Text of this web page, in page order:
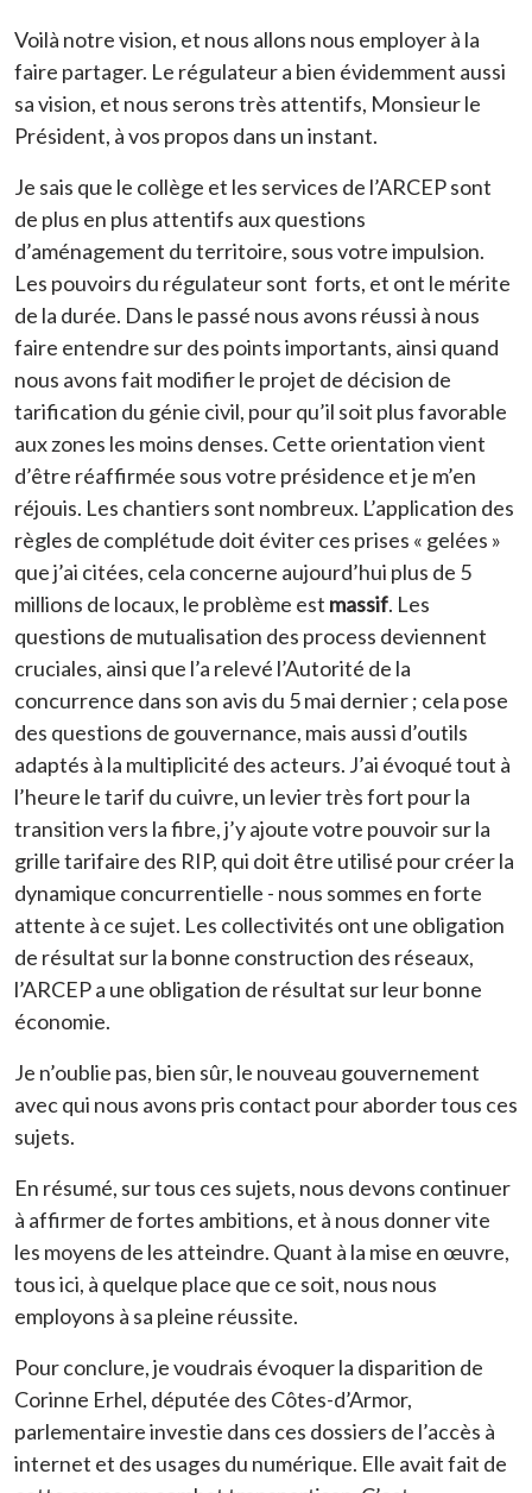
Voilà notre vision, et nous allons nous employer à la
faire partager. Le régulateur a bien évidemment aussi
sa vision, et nous serons très attentifs, Monsieur le
Président, à vos propos dans un instant.
Je sais que le collège et les services de l’ARCEP sont
de plus en plus attentifs aux questions
d’aménagement du territoire, sous votre impulsion.
Les pouvoirs du régulateur sont forts, et ont le mérite
de la durée. Dans le passé nous avons réussi à nous
faire entendre sur des points importants, ainsi quand
nous avons fait modifier le projet de décision de
tarification du génie civil, pour qu’il soit plus favorable
aux zones les moins denses. Cette orientation vient
d’être réaffirmée sous votre présidence et je m’en
réjouis. Les chantiers sont nombreux. L’application des
règles de complétude doit éviter ces prises « gelées »
que j’ai citées, cela concerne aujourd’hui plus de 5
millions de locaux, le problème est massif. Les
questions de mutualisation des process deviennent
cruciales, ainsi que l’a relevé l’Autorité de la
concurrence dans son avis du 5 mai dernier ; cela pose
des questions de gouvernance, mais aussi d’outils
adaptés à la multiplicité des acteurs. J’ai évoqué tout à
l’heure le tarif du cuivre, un levier très fort pour la
transition vers la fibre, j’y ajoute votre pouvoir sur la
grille tarifaire des RIP, qui doit être utilisé pour créer la
dynamique concurrentielle - nous sommes en forte
attente à ce sujet. Les collectivités ont une obligation
de résultat sur la bonne construction des réseaux,
l’ARCEP a une obligation de résultat sur leur bonne
économie.
Je n’oublie pas, bien sûr, le nouveau gouvernement
avec qui nous avons pris contact pour aborder tous ces
sujets.
En résumé, sur tous ces sujets, nous devons continuer
à affirmer de fortes ambitions, et à nous donner vite
les moyens de les atteindre. Quant à la mise en œuvre,
tous ici, à quelque place que ce soit, nous nous
employons à sa pleine réussite.
Pour conclure, je voudrais évoquer la disparition de
Corinne Erhel, députée des Côtes-d’Armor,
parlementaire investie dans ces dossiers de l’accès à
internet et des usages du numérique. Elle avait fait de